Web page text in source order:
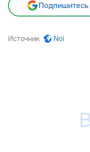
Подпишитесь
Источник Noi